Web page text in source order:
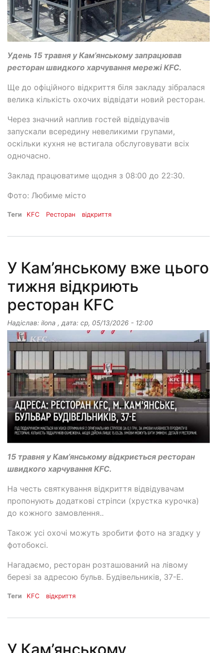
Удень 15 травня у Кам’янському запрацював
ресторан швидкого харчування мережі KFC.
Ще до офіційного відкриття біля закладу зібралася
велика кількість охочих відвідати новий ресторан.
Через значний наплив гостей відвідувачів
запускали всередину невеликими групами,
оскільки кухня не встигала обслуговувати всіх
одночасно.
Заклад працюватиме щодня з 08:00 до 22:30.
Фото: Любиме місто
Теги KFC Ресторан відкриття
У Кам’янському вже цього
тижня відкриють
ресторан KFC
Надіслав: ilona , дата: ср, 05/13/2026 - 12:00
15 травня у Кам’янському відкриється ресторан
швидкого харчування KFC.
На честь святкування відкриття відвідувачам
пропонують додаткові стріпси (хрустка курочка)
до кожного замовлення..
Також усі охочі можуть зробити фото на згадку у
фотобоксі.
Нагадаємо, ресторан розташований на лівому
березі за адресою бульв. Будівельників, 37-Е.
Теги KFC відкриття